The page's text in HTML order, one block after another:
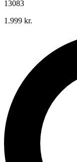
13083
1.999 kr.